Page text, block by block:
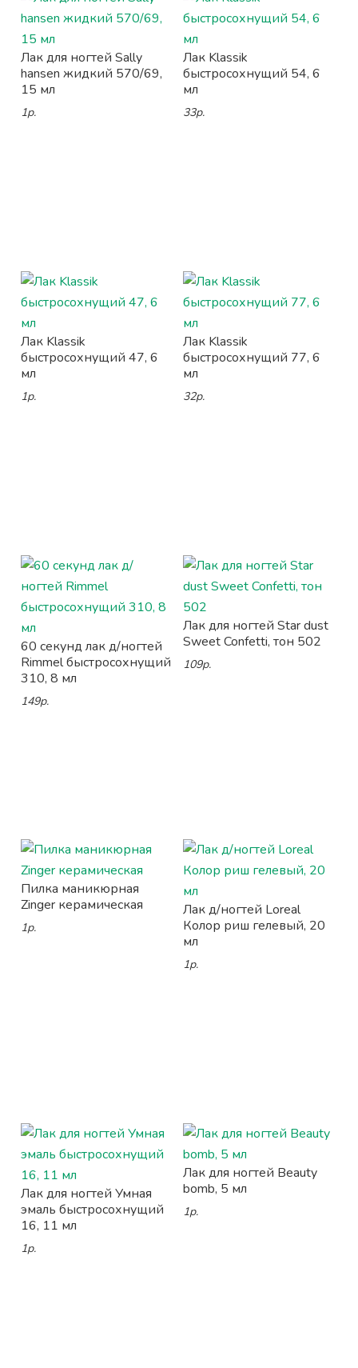
Лак для ногтей Sally
hansen жидкий 570/69,
15 мл
1р.
Лак Klassik
быстросохнущий 54, 6
мл
33р.
Лак Klassik
быстросохнущий 47, 6
мл
1р.
Лак Klassik
быстросохнущий 77, 6
мл
32р.
60 секунд лак д/ногтей
Rimmel быстросохнущий
310, 8 мл
149р.
Лак для ногтей Star dust
Sweet Confetti, тон 502
109р.
Пилка маникюрная
Zinger керамическая
1р.
Лак д/ногтей Loreal
Колор риш гелевый, 20
мл
1р.
Лак для ногтей Умная
эмаль быстросохнущий
16, 11 мл
1р.
Лак для ногтей Beauty
bomb, 5 мл
1р.